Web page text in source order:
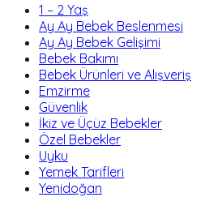
1 – 2 Yaş
Ay Ay Bebek Beslenmesi
Ay Ay Bebek Gelişimi
Bebek Bakımı
Bebek Ürünleri ve Alışveriş
Emzirme
Güvenlik
İkiz ve Üçüz Bebekler
Özel Bebekler
Uyku
Yemek Tarifleri
Yenidoğan